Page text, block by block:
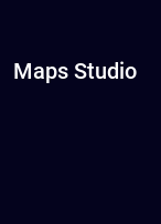
Maps Studio